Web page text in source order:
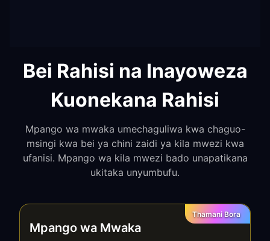
Bei Rahisi na Inayoweza
Kuonekana Rahisi
Mpango wa mwaka umechaguliwa kwa chaguo-
msingi kwa bei ya chini zaidi ya kila mwezi kwa
ufanisi. Mpango wa kila mwezi bado unapatikana
ukitaka unyumbufu.
Thamani Bora
Mpango wa Mwaka